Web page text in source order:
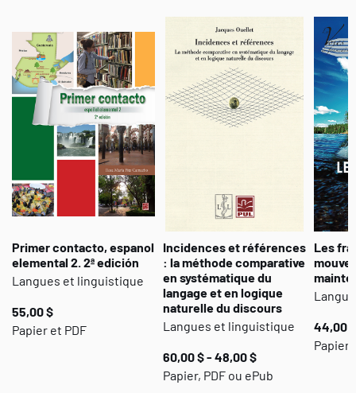
Primer contacto, espanol
elemental 2. 2ª edición
Langues et linguistique
55,00 $
Papier et PDF
Incidences et références
: la méthode comparative
en systématique du
langage et en logique
naturelle du discours
Langues et linguistique
60,00 $ - 48,00 $
Papier, PDF ou ePub
Les
44,00
Papier